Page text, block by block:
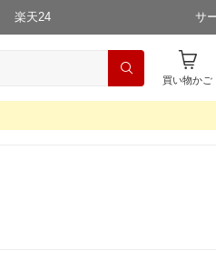
楽天24 サ
買い物かご